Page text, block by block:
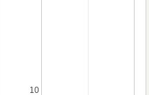
10
10